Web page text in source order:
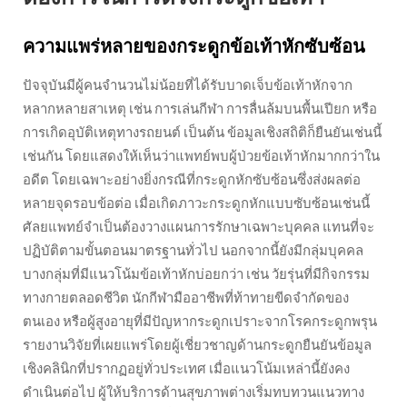
ความแพร่หลายของกระดูกข้อเท้าหักซับซ้อน
ปัจจุบันมีผู้คนจำนวนไม่น้อยที่ได้รับบาดเจ็บข้อเท้าหักจาก
หลากหลายสาเหตุ เช่น การเล่นกีฬา การลื่นล้มบนพื้นเปียก หรือ
การเกิดอุบัติเหตุทางรถยนต์ เป็นต้น ข้อมูลเชิงสถิติก็ยืนยันเช่นนี้
เช่นกัน โดยแสดงให้เห็นว่าแพทย์พบผู้ป่วยข้อเท้าหักมากกว่าใน
อดีต โดยเฉพาะอย่างยิ่งกรณีที่กระดูกหักซับซ้อนซึ่งส่งผลต่อ
หลายจุดรอบข้อต่อ เมื่อเกิดภาวะกระดูกหักแบบซับซ้อนเช่นนี้
ศัลยแพทย์จำเป็นต้องวางแผนการรักษาเฉพาะบุคคล แทนที่จะ
ปฏิบัติตามขั้นตอนมาตรฐานทั่วไป นอกจากนี้ยังมีกลุ่มบุคคล
บางกลุ่มที่มีแนวโน้มข้อเท้าหักบ่อยกว่า เช่น วัยรุ่นที่มีกิจกรรม
ทางกายตลอดชีวิต นักกีฬามืออาชีพที่ท้าทายขีดจำกัดของ
ตนเอง หรือผู้สูงอายุที่มีปัญหากระดูกเปราะจากโรคกระดูกพรุน
รายงานวิจัยที่เผยแพร่โดยผู้เชี่ยวชาญด้านกระดูกยืนยันข้อมูล
เชิงคลินิกที่ปรากฏอยู่ทั่วประเทศ เมื่อแนวโน้มเหล่านี้ยังคง
ดำเนินต่อไป ผู้ให้บริการด้านสุขภาพต่างเริ่มทบทวนแนวทาง